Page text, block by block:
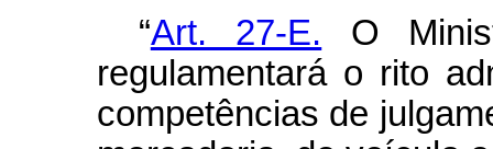
“Art. 27-E. O
regulamentará o rito
competências de